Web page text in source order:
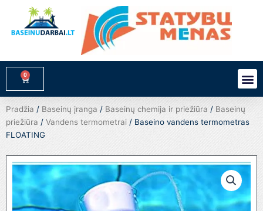
turinio
0
Cart
Pradžia / Baseinų įranga / Baseinų chemija ir priežiūra / Baseinų
priežiūra / Vandens termometrai / Baseino vandens termometras
FLOATING